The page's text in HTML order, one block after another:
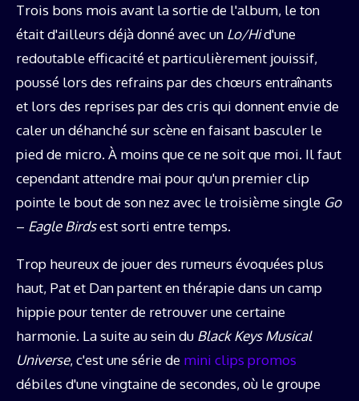
Trois bons mois avant la sortie de l'album, le ton
était d'ailleurs déjà donné avec un Lo/Hid'une
redoutable efficacité et particulièrement jouissif,
poussé lors des refrains par des chœurs entraînants
et lors des reprises par des cris qui donnent envie de
caler un déhanché sur scène en faisant basculer le
pied de micro. À moins que ce ne soit que moi. Il faut
cependant attendre mai pour qu'un premier clip
pointe le bout de son nez avec le troisième single Go
– Eagle Birdsest sorti entre temps.
Trop heureux de jouer des rumeurs évoquées plus
haut, Pat et Dan partent en thérapie dans un camp
hippie pour tenter de retrouver une certaine
harmonie. La suite au sein du Black Keys Musical
Universe, c'est une série de mini clips promos
débiles d'une vingtaine de secondes, où le groupe